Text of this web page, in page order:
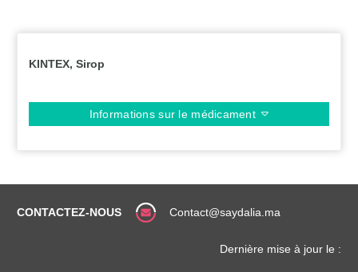
KINTEX, Sirop
Informations sur le médicament
CONTACTEZ-NOUS Contact@saydalia.ma
Dernière mise à jour le :